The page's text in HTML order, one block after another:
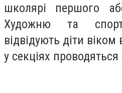
школярі першого
Художню та
відвідують діти віком
у секціях